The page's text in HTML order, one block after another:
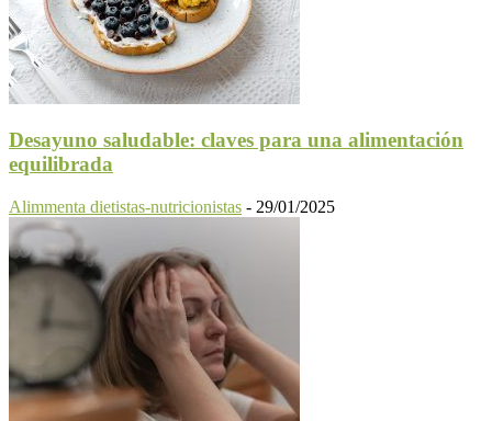
Desayuno saludable: claves para una alimentación
equilibrada
Alimmenta dietistas-nutricionistas - 29/01/2025